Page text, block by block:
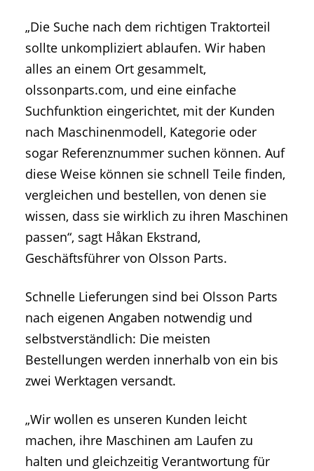
„Die Suche nach dem richtigen Traktorteil
sollte unkompliziert ablaufen. Wir haben
alles an einem Ort gesammelt,
olssonparts.com, und eine einfache
Suchfunktion eingerichtet, mit der Kunden
nach Maschinenmodell, Kategorie oder
sogar Referenznummer suchen können. Auf
diese Weise können sie schnell Teile finden,
vergleichen und bestellen, von denen sie
wissen, dass sie wirklich zu ihren Maschinen
passen“, sagt Håkan Ekstrand,
Geschäftsführer von Olsson Parts.
Schnelle Lieferungen sind bei Olsson Parts
nach eigenen Angaben notwendig und
selbstverständlich: Die meisten
Bestellungen werden innerhalb von ein bis
zwei Werktagen versandt.
„Wir wollen es unseren Kunden leicht
machen, ihre Maschinen am Laufen zu
halten und gleichzeitig Verantwortung für